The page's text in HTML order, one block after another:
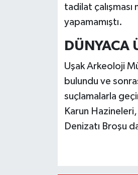
tadilat
yapamamıştı.
DÜNYACA
Uşak Arkeoloji
bulundu ve
suçlamalarla
Karun
Denizatı Broşu